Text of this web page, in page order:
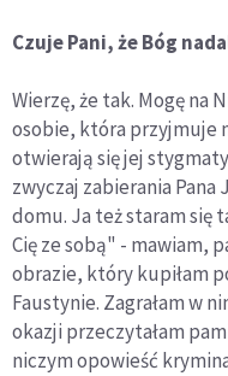
Czuje Pani, że Bóg
Wierzę, że tak. Mogę na
osobie, która przyjmuje
otwierają się jej
zwyczaj zabierania
domu. Ja też staram się
Cię ze sobą" - mawiam,
obrazie, który kupiłam
Faustynie. Zagrałam w
okazji przeczytałam
niczym opowieść